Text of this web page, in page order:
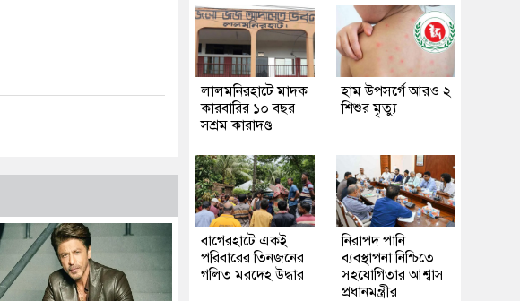
লালমনিরহাটে মাদক
কারবারির ১০ বছর
সশ্রম কারাদণ্ড
হাম উপসর্গে আরও ২
শিশুর মৃত্যু
‎বাগেরহাটে একই
পরিবারের তিনজনের
গলিত মরদেহ উদ্ধার
নিরাপদ পানি
ব্যবস্থাপনা নিশ্চিতে
সহযোগিতার আশ্বাস
প্রধানমন্ত্রীর